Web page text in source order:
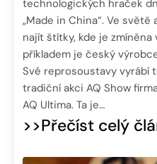
technologických hraček
„Made in China“. Ve
najít štítky, kde je zmíněna
příkladem je český
Své reprosoustavy vyrábí
tradiční akci AQ Show
AQ Ultima. Ta je…
>>Přečíst celý